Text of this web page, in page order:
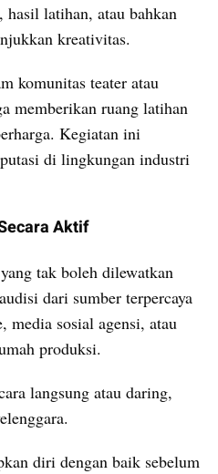
latihan, atau bahkan
kreativitas.
komunitas teater atau
memberikan ruang latihan
Kegiatan ini
di lingkungan industri
Aktif
tak boleh dilewatkan
dari sumber terpercaya
media sosial agensi, atau
produksi.
langsung atau daring,
diri dengan baik sebelum